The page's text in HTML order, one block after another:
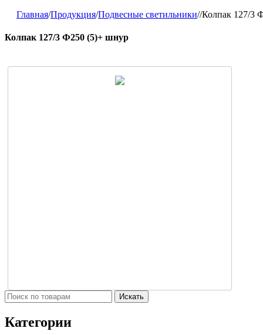
Главная/Продукция/Подвесные светильники//Колпак 127/3
Колпак 127/3 Ф250 (5)+ шнур
Искать
Категории